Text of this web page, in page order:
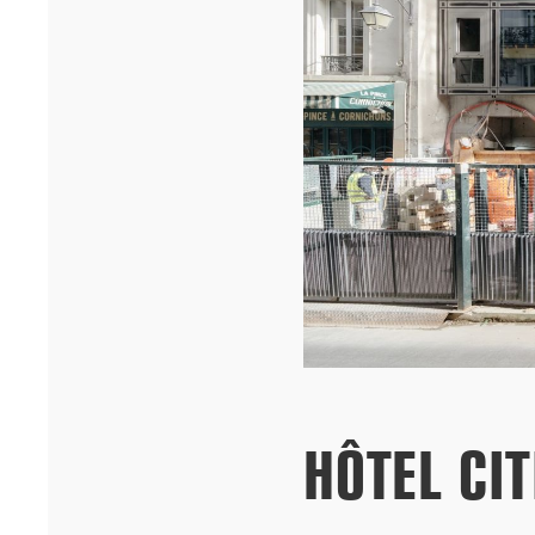
INAUGURATION DES BUREAUX PASTEUR
HÔTEL